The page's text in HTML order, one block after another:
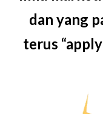
dan yang
terus